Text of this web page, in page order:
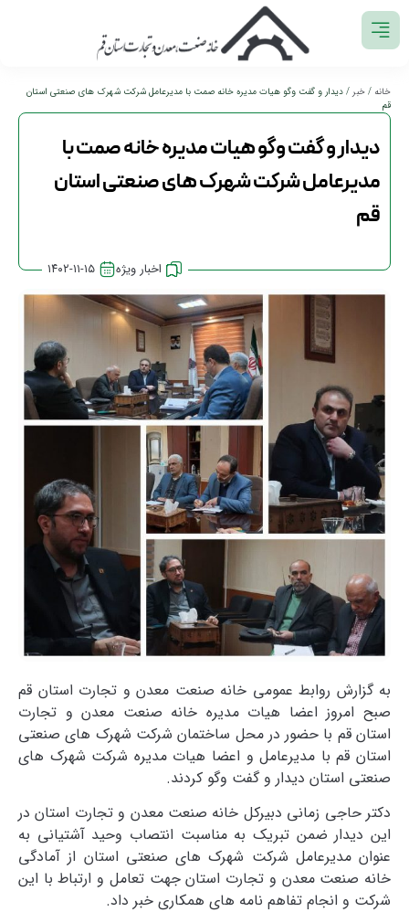
خانه / خبر / دیدار و گفت وگو هیات مدیره خانه صمت با مدیرعامل شرکت شهرک های صنعتی استان
قم
دیدار و گفت وگو هیات مدیره خانه صمت با
مدیرعامل شرکت شهرک های صنعتی استان
قم
اخبار ویژه ۱۴۰۲-۱۱-۱۵
به گزارش روابط عمومی خانه صنعت معدن و تجارت استان قم
صبح امروز اعضا هیات مدیره خانه صنعت معدن و تجارت
استان قم با حضور در محل ساختمان شرکت شهرک های صنعتی
استان قم با مدیرعامل و اعضا هیات مدیره شرکت شهرک های
صنعتی استان دیدار و گفت وگو کردند.
دکتر حاجی زمانی دبیرکل خانه صنعت معدن و تجارت استان در
این دیدار ضمن تبریک به مناسبت انتصاب وحید آشتیانی به
عنوان مدیرعامل شرکت شهرک های صنعتی استان از آمادگی
خانه صنعت معدن و تجارت استان جهت تعامل و ارتباط با این
شرکت و انجام تفاهم نامه های همکاری خبر داد.